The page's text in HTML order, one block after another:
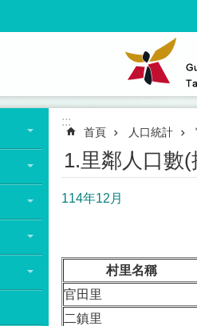
:::
首頁 人口統計
1.里鄰人口數(
114年12月
村里名稱
官田里
二鎮里